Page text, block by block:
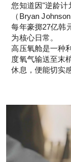
您知道因"逆龄计
（Bryan
每年豪掷27亿韩
为核心日常。
高压氧舱是一种
度氧气输送至末
休息，便能切实